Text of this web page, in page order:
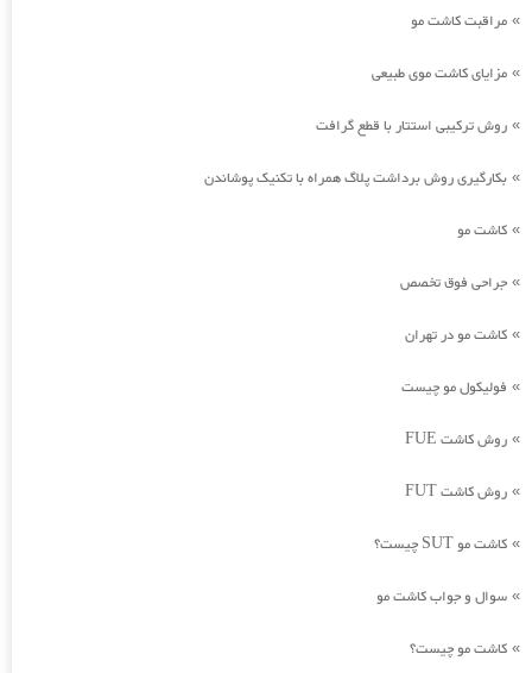
» مراقبت کاشت مو
» مزایای کاشت موی طبیعی
» روش ترکیبی استتار با قطع گرافت
» بکارگیری روش برداشت پلاگ همراه با تکنیک پوشاندن
» کاشت مو
» جراحی فوق تخصص
» کاشت مو در تهران
» فولیکول مو چیست
» روش کاشت FUE
» روش کاشت FUT
» کاشت مو SUT چیست؟
» سوال و جواب کاشت مو
» کاشت مو چیست؟